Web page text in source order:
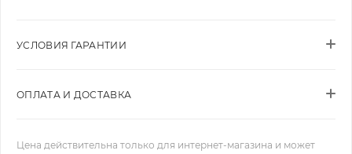
УСЛОВИЯ ГАРАНТИИ
ОПЛАТА И ДОСТАВКА
Цена действительна только для интернет-магазина и может